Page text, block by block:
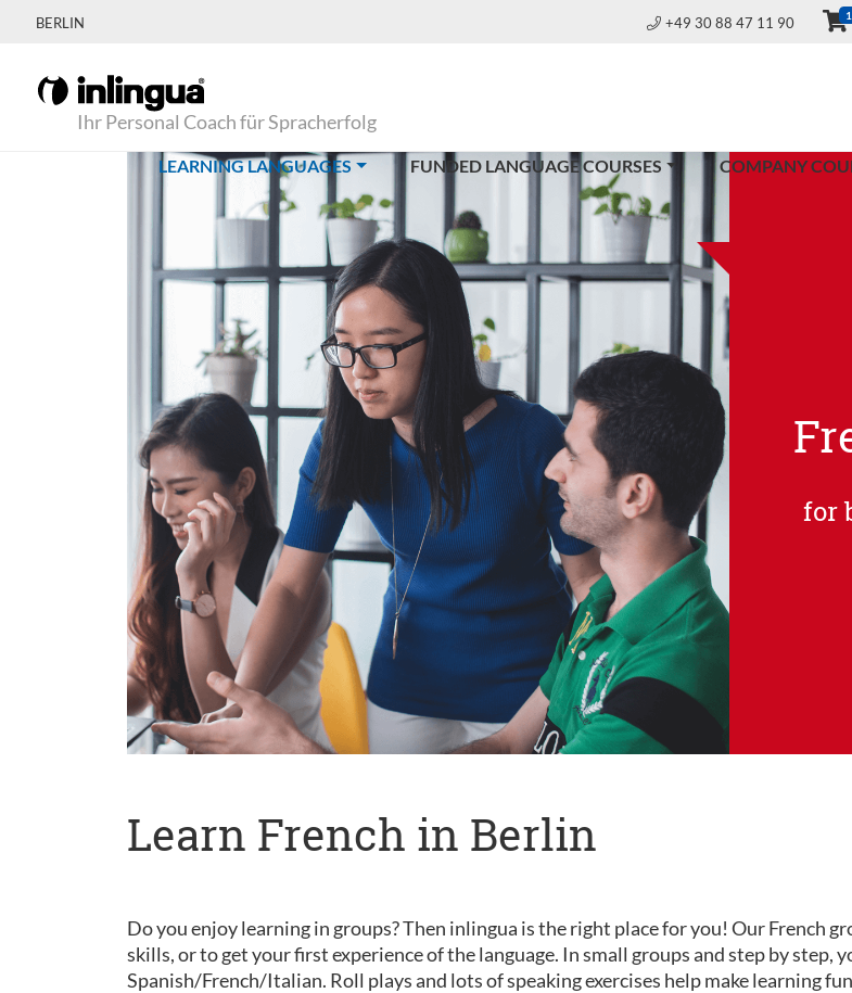
BERLIN +49 30 88 47 11 90 1
Ihr Personal Coach für Spracherfolg
LEARNING LANGUAGES(CURRENT)FUNDED LANGUAGE COURSES COMPANY
for
Learn French in Berlin
Do you enjoy learning in groups? Then inlingua is the right place for you! Our French
skills, or to get your first experience of the language. In small groups and step by
Spanish/French/Italian. Roll plays and lots of speaking exercises help make learning